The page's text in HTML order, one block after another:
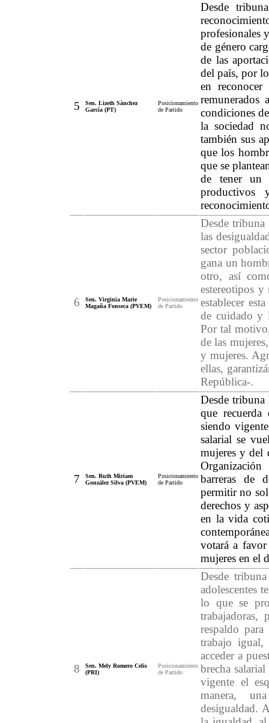
5
Sen. Lizeth Sánchez
García (PT)
Posicionamiento
de Partido
Desde
profesionales
de género
de las
del país, por
en reconocer
remunerados
condiciones
la sociedad
también sus
que los
que se
de tener un
productivos
6
Sen. Virginia Marie
Magaña Fonseca (PVEM)
Posicionamiento
de Partido
Desde tribuna
las
sector
gana un
otro, así
estereotipos y
establecer
de cuidado y
Por tal
de las
y mujeres.
ellas,
República-.
7
Sen. Ruth Miriam
González Silva (PVEM)
Posicionamiento
de Partido
Desde tribuna
que
siendo
salarial se
mujeres y del
barreras de
permitir no
derechos y
en la vida
votará a favor
mujeres en el
8
Sen. Mely Romero Celis
(PRI)
Posicionamiento
de Partido
Desde
adolescentes
lo que se
trabajadoras,
respaldo
trabajo
acceder a
brecha
vigente el
manera,
desigualdad.